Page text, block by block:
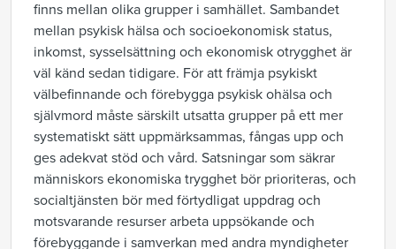
finns mellan olika grupper i samhället. Sambandet
mellan psykisk hälsa och socioekonomisk status,
inkomst, sysselsättning och ekonomisk otrygghet är
väl känd sedan tidigare. För att främja psykiskt
välbefinnande och förebygga psykisk ohälsa och
självmord måste särskilt utsatta grupper på ett mer
systematiskt sätt uppmärksammas, fångas upp och
ges adekvat stöd och vård. Satsningar som säkrar
människors ekonomiska trygghet bör prioriteras, och
socialtjänsten bör med förtydligat uppdrag och
motsvarande resurser arbeta uppsökande och
förebyggande i samverkan med andra myndigheter